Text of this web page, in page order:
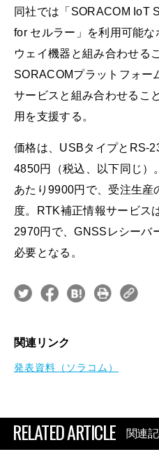
同社では「SORACOM IoT
for セルラー」を利用可能な
ウェイ機器と組み合わせる
SORACOMプラットフォー
サービスと組み合わせるこ
用を支援する。
価格は、USBタイプとRS-
4850円（税込、以下同じ）
あたり9900円で、受注生産
度。RTK補正情報サービス
2970円で、GNSSレシーバ
必要となる。
関連リンク
発表資料（ソラコム）
RELATED ARTICLE 関連